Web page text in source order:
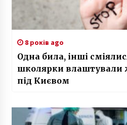
8 років ago
Одна била, інші
школярки влаштували
під Києвом